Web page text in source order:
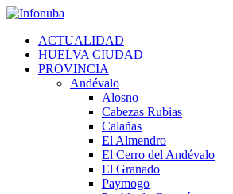
Skip
contentACTUALIDAD
HUELVA CIUDAD
PROVINCIA
Andévalo
Alosno
Cabezas Rubias
Calañas
El Almendro
El Cerro del Andévalo
El Granado
Paymogo